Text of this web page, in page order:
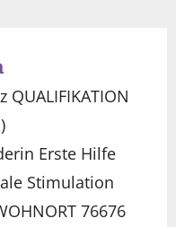
QUALIFIKATION
Erste Hilfe
Stimulation
76676